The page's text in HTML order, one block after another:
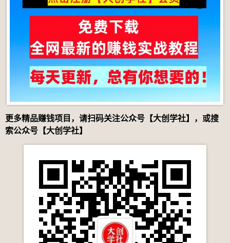
更多精品赚钱项目，请扫码关注公众号【大创学社】，或搜
索公众号【大创学社】